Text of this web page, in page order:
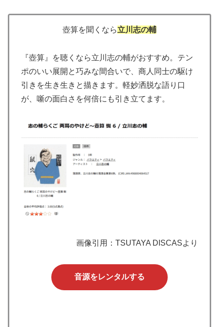
壺算を聞くなら立川志の輔
『壺算』を聴くなら立川志の輔がおすすめ。テン
ポのいい展開と巧みな間合いで、商人同士の駆け
引きを生き生きと描きます。軽妙洒脱な語り口
が、噺の面白さを何倍にも引き立てます。
画像引用：TSUTAYA DISCASより
音源をレンタルする